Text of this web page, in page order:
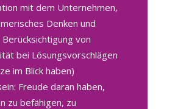
mit dem Unternehmen,
Denken und
von
bei Lösungsvorschlägen
im Blick haben)
Freude daran haben,
zu befähigen, zu